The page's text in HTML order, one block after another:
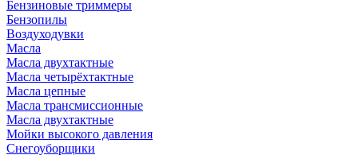
Бензиновые триммеры
Бензопилы
Воздуходувки
Масла
Масла двухтактные
Масла четырёхтактные
Масла цепные
Масла трансмиссионные
Масла двухтактные
Мойки высокого давления
Снегоуборщики